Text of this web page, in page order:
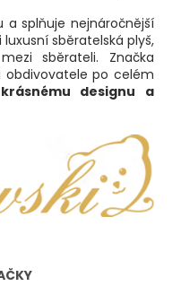
a splňuje nejnáročnější
sběratelská plyš,
sběrateli. Značka
obdivovatele po celém
krásnému designu a